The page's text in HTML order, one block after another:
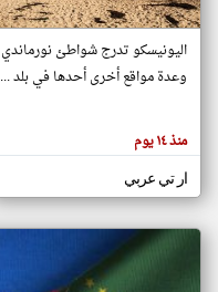
هنا عن
وجهة
كاتبيها.
اليونيسكو تدرج شواطئ نورماندي
وعدة مواقع أخرى أحدها في بلد ...
منذ ١٤ يوم
ار تي عربي